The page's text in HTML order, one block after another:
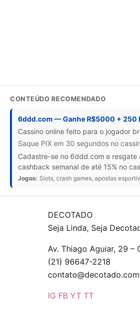
CONTEÚDO RECOMENDADO
6ddd.com — Ganhe R$5000 + 250
Cassino online feito para o jogador
Saque PIX em 30 segundos no
Cadastre-se no 6ddd.com e
cashback semanal de até 15% no
Jogos: Slots, crash games, apostas
DECOTADO
Seja Linda, Seja
Av. Thiago Aguiar, 29 –
(21) 96647-2218
contato@decotado.com
IG FB YT TT